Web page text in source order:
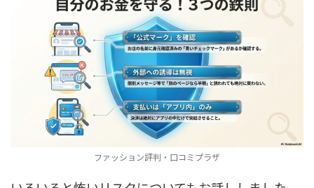
ファッション評判・口コミプラザ